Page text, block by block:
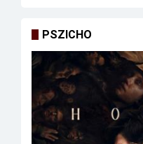
PSZICHO